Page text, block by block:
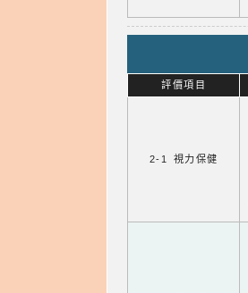
評價項目
2-1 視力保健